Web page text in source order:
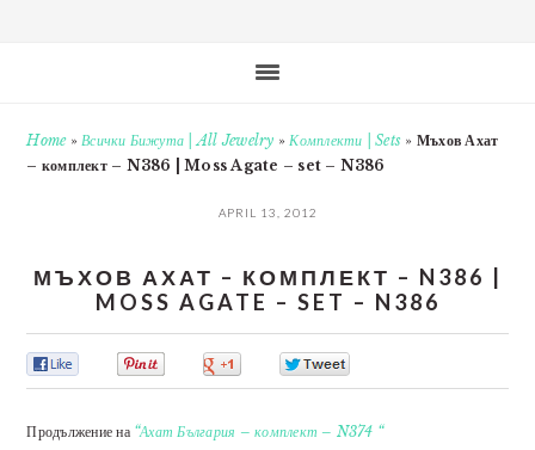
Home»Всички Бижута | All Jewelry »Комплекти | Sets » Мъхов Ахат
– комплект – N386 | Moss Agate – set – N386
APRIL 13, 2012
МЪХОВ АХАТ – КОМПЛЕКТ – N386 |
MOSS AGATE – SET – N386
Продължение на “Ахат България – комплект – N374 “